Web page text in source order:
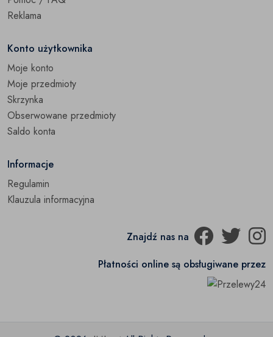
Reklama
Konto użytkownika
Moje konto
Moje przedmioty
Skrzynka
Obserwowane przedmioty
Saldo konta
Informacje
Regulamin
Klauzula informacyjna
Znajdź nas na
Płatności online są obsługiwane przez